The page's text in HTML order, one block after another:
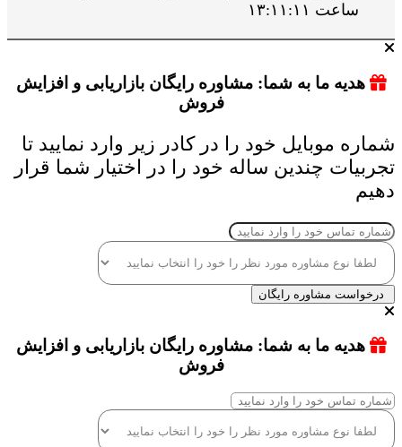
ساعت ۱۳:۱۱:۱۱
هدیه ما به شما: مشاوره رایگان بازاریابی و افزایش
فروش
شماره موبایل خود را در کادر زیر وارد نمایید تا
تجربیات چندین ساله خود را در اختیار شما قرار
دهیم
درخواست مشاوره رایگان
هدیه ما به شما: مشاوره رایگان بازاریابی و افزایش
فروش